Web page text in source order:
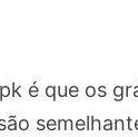
é que os